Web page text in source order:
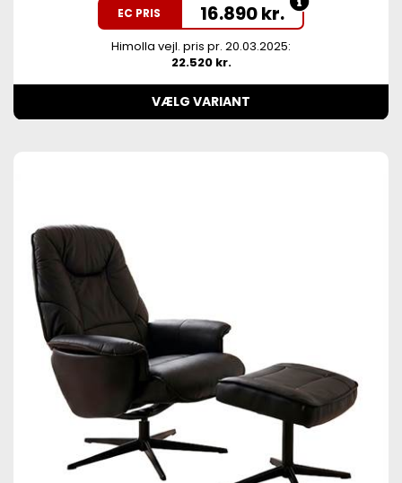
EC PRIS 16.890kr.
Himolla vejl. pris pr. 20.03.2025:
22.520 kr.
VÆLG VARIANT